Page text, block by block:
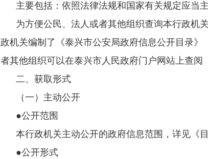
主要包括：依照法律法规和国家有关规定应当
为方便公民、法人或者其他组织查询本行政机
政机关编制了《泰兴市公安局政府信息公开目录
者其他组织可以在泰兴市人民政府门户网站上查阅
二、获取形式
（一）主动公开
●公开范围
本行政机关主动公开的政府信息范围，详见《目
●公开形式